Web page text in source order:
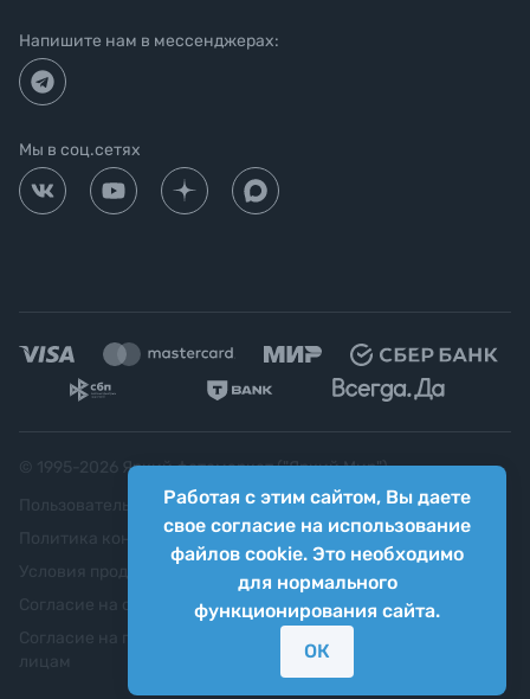
Работая с этим сайтом, Вы даете
свое согласие на использование
файлов cookie. Это необходимо
для нормального
функционирования сайта.
ОК
Напишите нам в мессенджерах:
Мы в соц.сетях
Яркий фотомаркет ("Яркий Мир")
Пользовательское соглашение
Политика конфиденциальности
Согласие на обработку персональных данных